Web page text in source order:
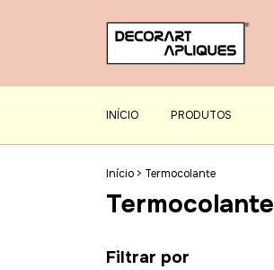
INÍCIO PRODUTOS
Início > Termocolante
Termocolante
Filtrar por